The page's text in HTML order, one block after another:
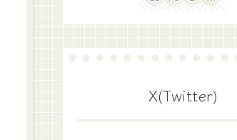
X(Twitter)